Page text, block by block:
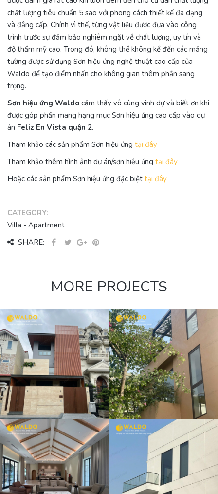
chất lượng tiêu chuẩn 5 sao với phong cách thiết kế đa dạng
và đẳng cấp. Chính vì thế, từng vật liệu được đưa vào công
trình trước sự đảm bảo nghiêm ngặt về chất lượng, uy tín và
độ thẩm mỹ cao. Trong đó, không thể không kể đến các mảng
tường được sử dụng Sơn hiệu ứng nghệ thuật cao cấp của
Waldo để tạo điểm nhấn cho không gian thêm phần sang
trọng.
Sơn hiệu ứng Waldo cảm thấy vô cùng vinh dự và biết ơn khi
được góp phần mang hạng mục Sơn hiệu ứng cao cấp vào dự
án Feliz En Vista quận 2.
Tham khảo các sản phẩm Sơn hiệu ứng tại đây
Tham khảo thêm hình ảnh dự án/sơn hiệu ứng tại đây
Hoặc các sản phẩm Sơn hiệu ứng đặc biệt tại đây
CATEGORY:
Villa - Apartment
SHARE:
MORE PROJECTS
VILLA D12 –
QUẬN 9
VILLA ANH AN
– D2 THẢO
ĐIỀN